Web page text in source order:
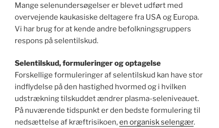
Mange selenundersøgelser er blevet udført med
overvejende kaukasiske deltagere fra USA og Europa.
Vi har brug for at kende andre befolkningsgruppers
respons på selentilskud.
Selentilskud, formuleringer og optagelse
Forskellige formuleringer af selentilskud kan have stor
indflydelse på den hastighed hvormed og i hvilken
udstrækning tilskuddet ændrer plasma-seleniveauet.
På nuværende tidspunkt er den bedste formulering til
nedsættelse af kræftrisikoen,en organisk selengær.